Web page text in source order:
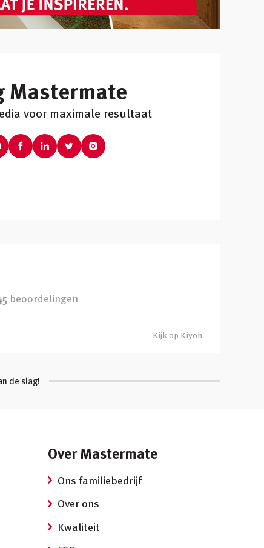
Mastermate
voor maximale resultaat
beoordelingen
Kijk op Kiyoh
de slag!
Over Mastermate
Ons familiebedrijf
Over ons
Kwaliteit